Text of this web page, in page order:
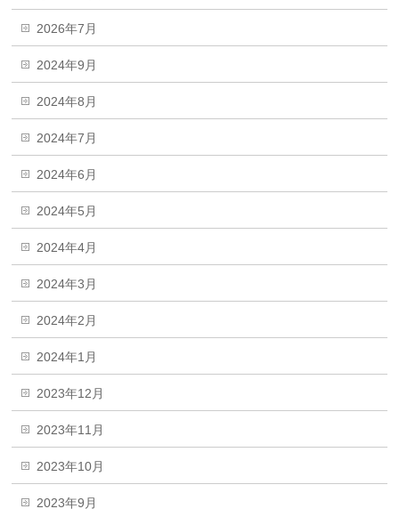
2026年7月
2024年9月
2024年8月
2024年7月
2024年6月
2024年5月
2024年4月
2024年3月
2024年2月
2024年1月
2023年12月
2023年11月
2023年10月
2023年9月